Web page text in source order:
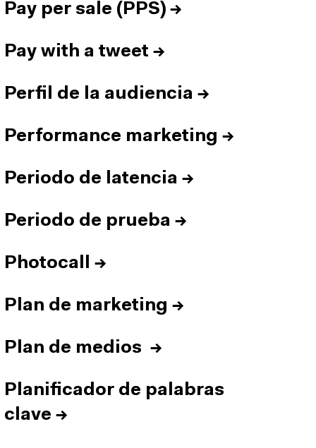
Pay per sale (PPS) →
Pay with a tweet →
Perfil de la audiencia →
Performance marketing →
Periodo de latencia →
Periodo de prueba →
Photocall →
Plan de marketing →
Plan de medios →
Planificador de palabras
clave →